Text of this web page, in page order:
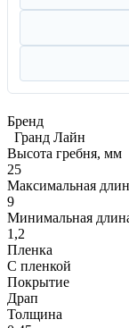
Бренд
Гранд Лайн
Высота гребня, мм
25
Максимальная
9
Минимальная
1,2
Пленка
С пленкой
Покрытие
Драп
Толщина